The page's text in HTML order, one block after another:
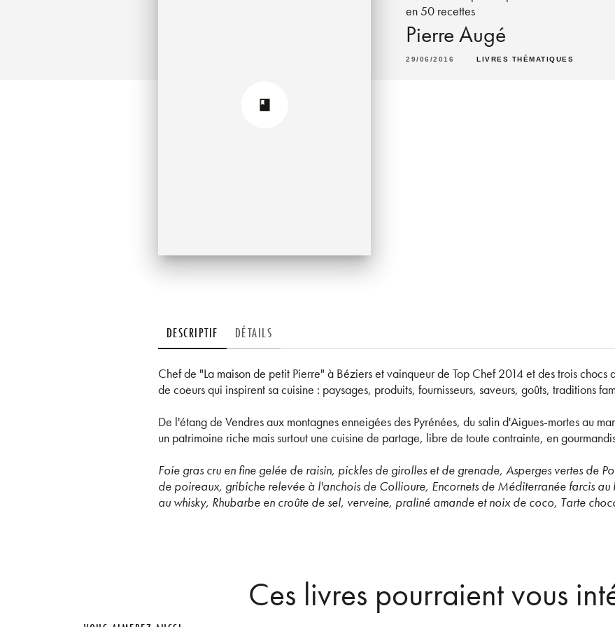
en 50 recettes
Pierre Augé
29/06/2016 LIVRES THÉMATIQUES
DESCRIPTIF DÉTAILS
Chef de "La maison de petit Pierre" à Béziers et vainqueur de Top Chef 2014 et des trois chocs
de coeurs qui inspirent sa cuisine : paysages, produits, fournisseurs, saveurs, goûts, traditions
De l'étang de Vendres aux montagnes enneigées des Pyrénées, du salin d'Aigues-mortes au
un patrimoine riche mais surtout une cuisine de partage, libre de toute contrainte, en
Foie gras cru en fine gelée de raisin, pickles de girolles et de grenade, Asperges vertes de
de poireaux, gribiche relevée à l'anchois de Collioure, Encornets de Méditerranée farcis
au whisky, Rhubarbe en croûte de sel, verveine, praliné amande et noix de coco, Tarte
Ces livres pourraient vous